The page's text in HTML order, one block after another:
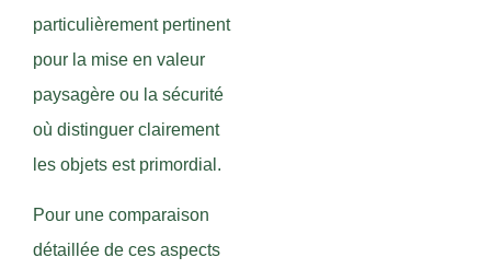
particulièrement pertinent
pour la mise en valeur
paysagère ou la sécurité
où distinguer clairement
les objets est primordial.
Pour une comparaison
détaillée de ces aspects